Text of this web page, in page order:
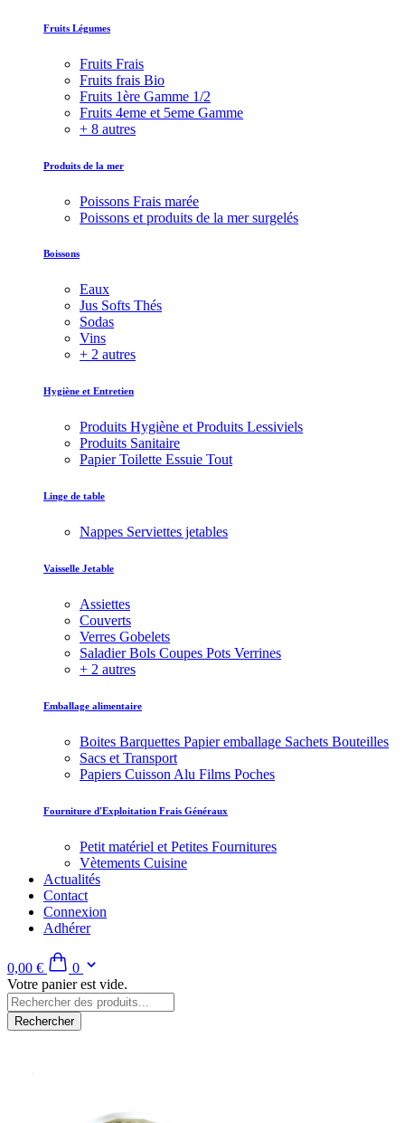
Fruits Légumes
Fruits Frais
Fruits frais Bio
Fruits 1ère Gamme 1/2
Fruits 4eme et 5eme Gamme
+ 8 autres
Produits de la mer
Poissons Frais marée
Poissons et produits de la mer surgelés
Boissons
Eaux
Jus Softs Thés
Sodas
Vins
+ 2 autres
Hygiène et Entretien
Produits Hygiène et Produits Lessiviels
Produits Sanitaire
Papier Toilette Essuie Tout
Linge de table
Nappes Serviettes jetables
Vaisselle Jetable
Assiettes
Couverts
Verres Gobelets
Saladier Bols Coupes Pots Verrines
+ 2 autres
Emballage alimentaire
Boites Barquettes Papier emballage Sachets Bouteilles
Sacs et Transport
Papiers Cuisson Alu Films Poches
Fourniture d'Exploitation Frais Généraux
Petit matériel et Petites Fournitures
Vètements Cuisine
Actualités
Contact
Connexion
Adhérer
0,00 €
0
Votre panier est vide.
Rechercher